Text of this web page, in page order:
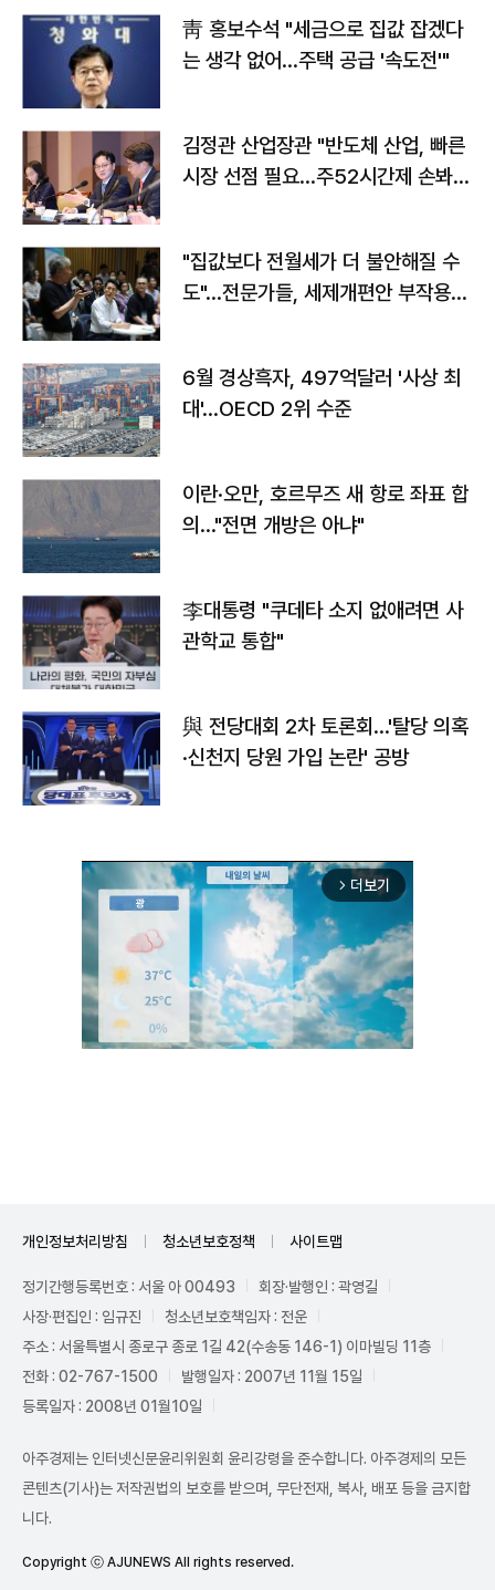
靑 홍보수석 "세금으로 집값 잡겠다
는 생각 없어…주택 공급 '속도전'"
김정관 산업장관 "반도체 산업, 빠른
시장 선점 필요…주52시간제 손봐
"집값보다 전월세가 더 불안해질 수
도"…전문가들, 세제개편안 부작용
6월 경상흑자, 497억달러 '사상 최
대'…OECD 2위 수준
이란·오만, 호르무즈 새 항로 좌표 합
의…"전면 개방은 아냐"
李대통령 "쿠데타 소지 없애려면 사
관학교 통합"
與 전당대회 2차 토론회…'탈당 의혹
·신천지 당원 가입 논란' 공방
arrow_forward_ios 더보기
개인정보처리방침 청소년보호정책 사이트맵
정기간행등록번호 : 서울 아 00493
회장·발행인 : 곽영길
사장·편집인 : 임규진
청소년보호책임자 : 전운
주소 : 서울특별시 종로구 종로 1길 42(수송동 146-1) 이마빌딩 11층
전화 : 02-767-1500
발행일자 : 2007년 11월 15일
등록일자 : 2008년 01월10일
아주경제는 인터넷신문윤리위원회 윤리강령을 준수합니다. 아주경제의 모든
콘텐츠(기사)는 저작권법의 보호를 받으며, 무단전재, 복사, 배포 등을 금지합
니다.
Copyright ⓒ AJUNEWS All rights reserved.